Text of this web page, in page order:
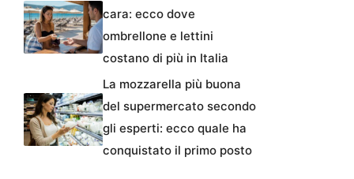
cara: ecco dove
ombrellone e lettini
costano di più in Italia
La mozzarella più buona
del supermercato secondo
gli esperti: ecco quale ha
conquistato il primo posto